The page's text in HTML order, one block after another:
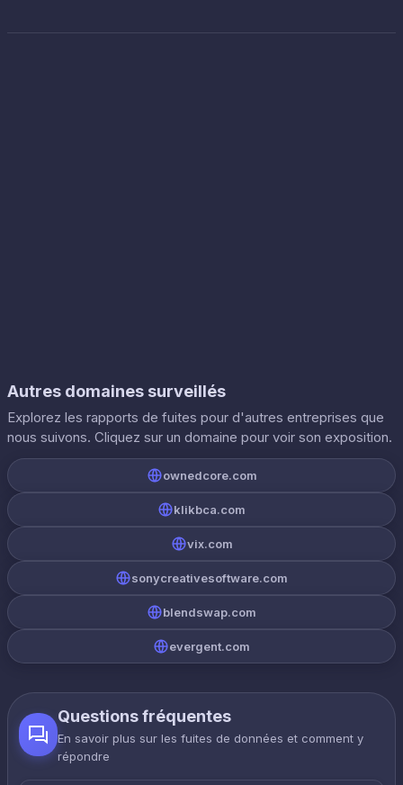
Autres domaines surveillés
Explorez les rapports de fuites pour d'autres entreprises que
nous suivons. Cliquez sur un domaine pour voir son exposition.
ownedcore.com
klikbca.com
vix.com
sonycreativesoftware.com
blendswap.com
evergent.com
Questions fréquentes
En savoir plus sur les fuites de données et comment y
répondre